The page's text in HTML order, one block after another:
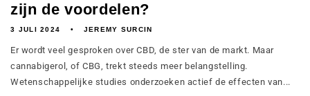
zijn de voordelen?
3 JULI 2024 JEREMY SURCIN
Er wordt veel gesproken over CBD, de ster van de markt. Maar
cannabigerol, of CBG, trekt steeds meer belangstelling.
Wetenschappelijke studies onderzoeken actief de effecten van...